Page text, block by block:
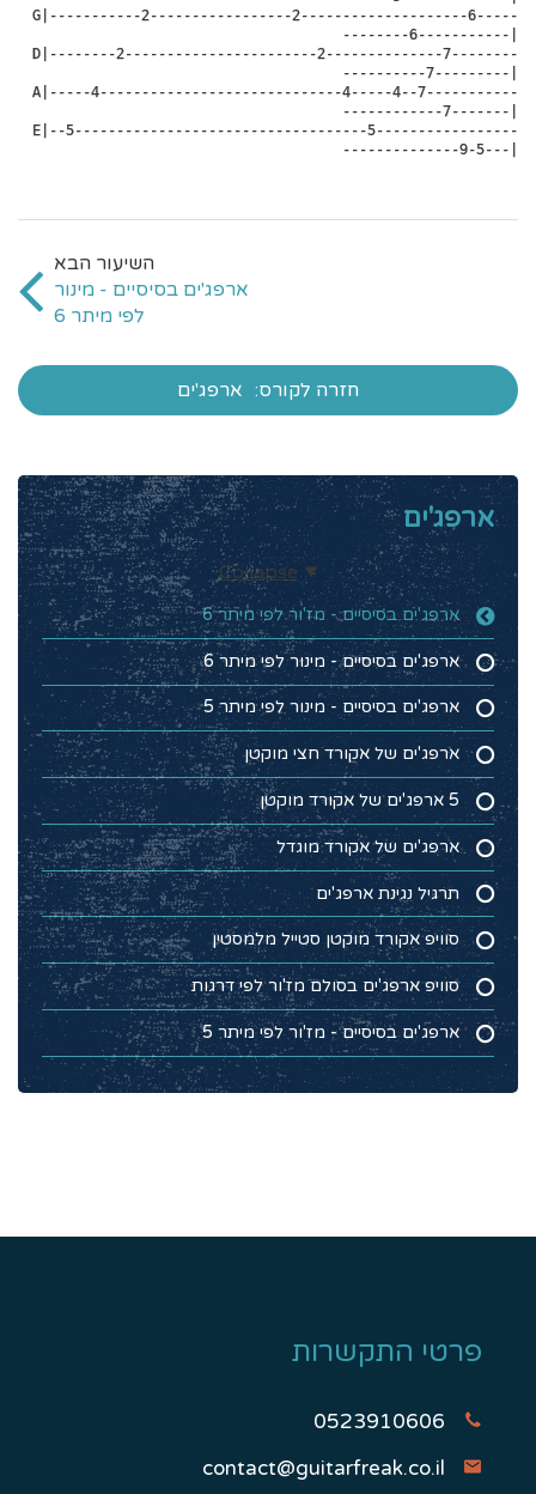
--------6-----------|
----------7---------|
------------7-------|
--------------9-5---|
ארפג'ים בסיסיים - מינור
לפי מיתר 6
חזרה לקורס: ארפג'ים
ארפג'ים
Collapse
ארפג'ים בסיסיים - מז'ור לפי מיתר 6
ארפג'ים בסיסיים - מינור לפי מיתר 6
ארפג'ים בסיסיים - מינור לפי מיתר 5
ארפג'ים של אקורד חצי מוקטן
5 ארפג'ים של אקורד מוקטן
ארפג'ים של אקורד מוגדל
תרגיל נגינת ארפג'ים
סוויפ אקורד מוקטן סטייל מלמסטין
סוויפ ארפג'ים בסולם מז'ור לפי דרגות
ארפג'ים בסיסיים - מז'ור לפי מיתר 5
פרטי התקשרות
0523910606
contact@guitarfreak.co.il